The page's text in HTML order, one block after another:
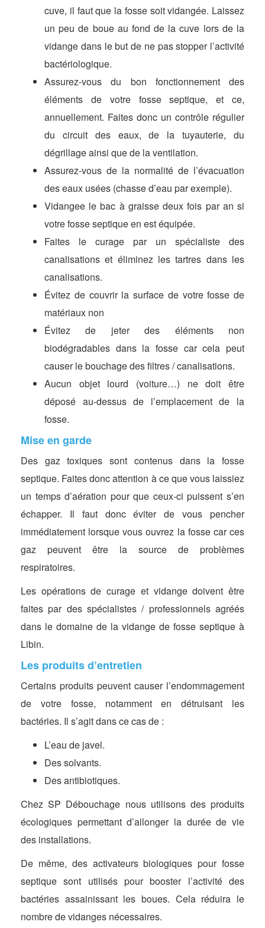
cuve, il faut que la fosse soit vidangée. Laissez
un peu de boue au fond de la cuve lors de la
vidange dans le but de ne pas stopper l’activité
bactériologique.
Assurez-vous du bon fonctionnement des
éléments de votre fosse septique, et ce,
annuellement. Faites donc un contrôle régulier
du circuit des eaux, de la tuyauterie, du
dégrillage ainsi que de la ventilation.
Assurez-vous de la normalité de l’évacuation
des eaux usées (chasse d’eau par exemple).
Vidangee le bac à graisse deux fois par an si
votre fosse septique en est équipée.
Faites le curage par un spécialiste des
canalisations et éliminez les tartres dans les
canalisations.
Évitez de couvrir la surface de votre fosse de
matériaux non
Évitez de jeter des éléments non
biodégradables dans la fosse car cela peut
causer le bouchage des filtres / canalisations.
Aucun objet lourd (voiture…) ne doit être
déposé au-dessus de l’emplacement de la
fosse.
Mise en garde
Des gaz toxiques sont contenus dans la fosse
septique. Faites donc attention à ce que vous laissiez
un temps d’aération pour que ceux-ci puissent s’en
échapper. Il faut donc éviter de vous pencher
immédiatement lorsque vous ouvrez la fosse car ces
gaz peuvent être la source de problèmes
respiratoires.
Les opérations de curage et vidange doivent être
faites par des spécialistes / professionnels agréés
dans le domaine de la vidange de fosse septique à
Libin.
Les produits d’entretien
Certains produits peuvent causer l’endommagement
de votre fosse, notamment en détruisant les
bactéries. Il s’agit dans ce cas de :
L’eau de javel.
Des solvants.
Des antibiotiques.
Chez SP Débouchage nous utilisons des produits
écologiques permettant d’allonger la durée de vie
des installations.
De même, des activateurs biologiques pour fosse
septique sont utilisés pour booster l’activité des
bactéries assainissant les boues. Cela réduira le
nombre de vidanges nécessaires.